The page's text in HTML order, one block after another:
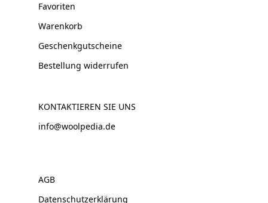
Favoriten
Warenkorb
Geschenkgutscheine
Bestellung widerrufen
KONTAKTIEREN SIE UNS
info@woolpedia.de
AGB
Datenschutzerklärung